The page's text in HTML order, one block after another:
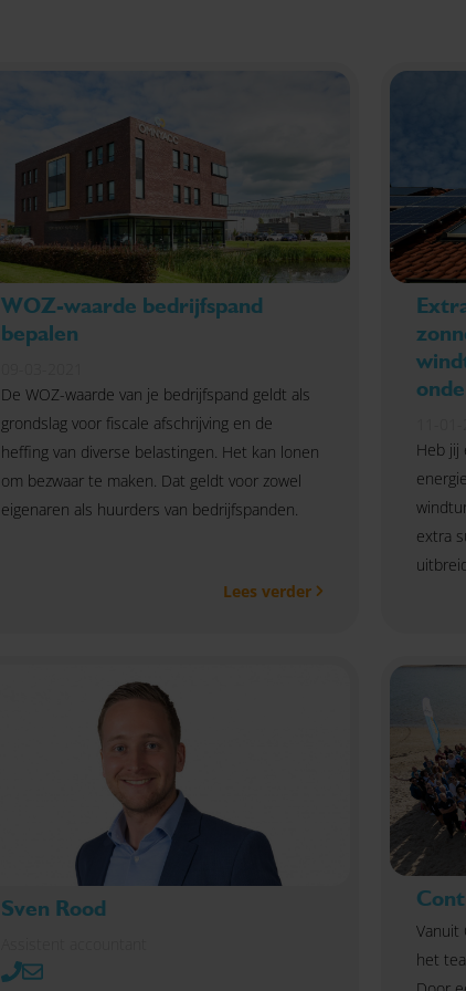
WOZ-waarde bedrijfspand
bepalen
De WOZ-waarde van je bedrijfspand geldt als
grondslag voor fiscale afschrijving en de
heffing van diverse belastingen. Het kan lonen
om bezwaar te maken. Dat geldt voor zowel
eigenaren als huurders van bedrijfspanden.
Lees verder
Heb jij
extra
Sven Rood
Vanuit
het